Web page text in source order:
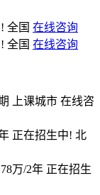
全国 在线咨询
全国 在线咨询
上课城市 在线咨
正在招生中! 北
万/2年 正在招生